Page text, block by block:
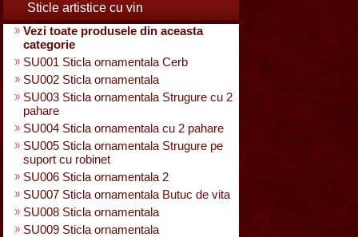
Sticle artistice cu vin
Vezi toate produsele din aceasta
categorie
SU001 Sticla ornamentala Cerb
SU002 Sticla ornamentala
SU003 Sticla ornamentala Strugure cu 2
pahare
SU004 Sticla ornamentala cu 2 pahare
SU005 Sticla ornamentala Strugure pe
suport cu robinet
SU006 Sticla ornamentala 2
SU007 Sticla ornamentala Butuc de vita
SU008 Sticla ornamentala
SU009 Sticla ornamentala